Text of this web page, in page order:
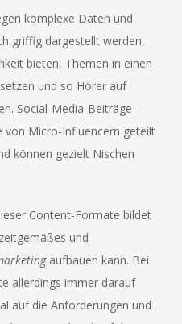
komplexe Daten und
griffig dargestellt werden,
bieten, Themen in einen
und so Hörer auf
Social-Media-Beiträge
von Micro-Influencern geteilt
können gezielt Nischen
Content-Formate bildet
und
aufbauen kann. Bei
allerdings immer darauf
auf die Anforderungen und